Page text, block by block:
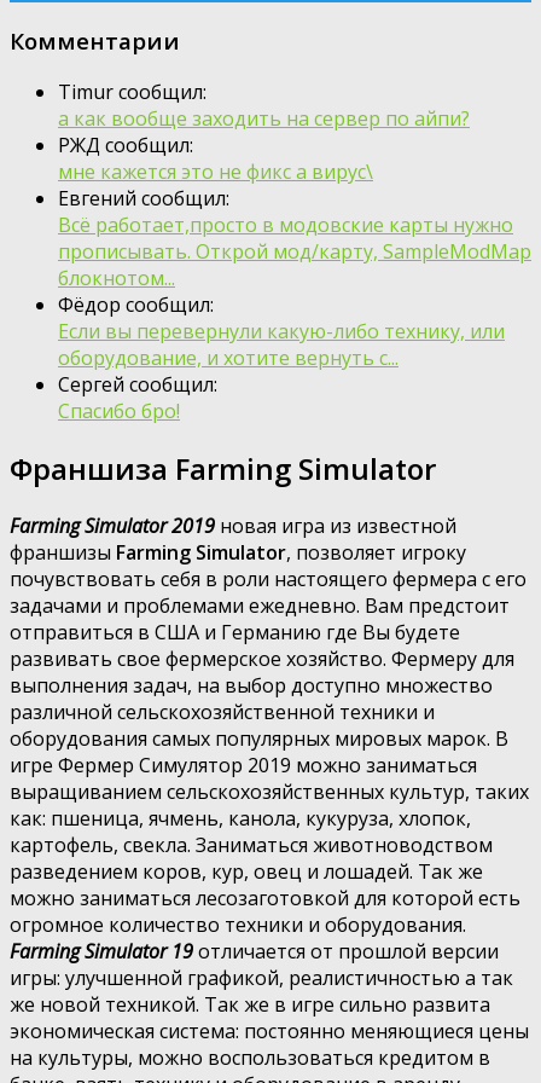
Комментарии
Timur сообщил:
а как вообще заходить на сервер по айпи?
РЖД сообщил:
мне кажется это не фикс а вирус\
Евгений сообщил:
Всё работает,просто в модовские карты нужно
прописывать. Открой мод/карту, SampleModMap
блокнотом...
Фёдор сообщил:
Если вы перевернули какую-либо технику, или
оборудование, и хотите вернуть с...
Сергей сообщил:
Спасибо бро!
Франшиза Farming Simulator
Farming Simulator 2019 новая игра из известной
франшизы Farming Simulator, позволяет игроку
почувствовать себя в роли настоящего фермера с его
задачами и проблемами ежедневно. Вам предстоит
отправиться в США и Германию где Вы будете
развивать свое фермерское хозяйство. Фермеру для
выполнения задач, на выбор доступно множество
различной сельскохозяйственной техники и
оборудования самых популярных мировых марок. В
игре Фермер Симулятор 2019 можно заниматься
выращиванием сельскохозяйственных культур, таких
как: пшеница, ячмень, канола, кукуруза, хлопок,
картофель, свекла. Заниматься животноводством
разведением коров, кур, овец и лошадей. Так же
можно заниматься лесозаготовкой для которой есть
огромное количество техники и оборудования.
Farming Simulator 19отличается от прошлой версии
игры: улучшенной графикой, реалистичностью а так
же новой техникой. Так же в игре сильно развита
экономическая система: постоянно меняющиеся цены
на культуры, можно воспользоваться кредитом в